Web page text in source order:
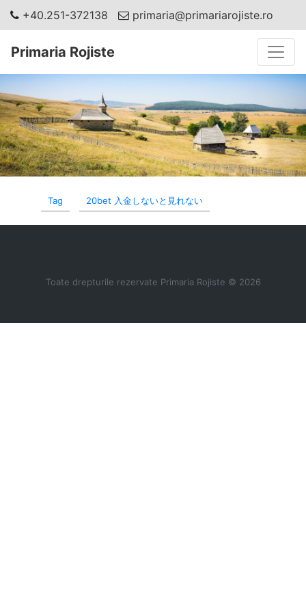
+40.251-372138 primaria@primariarojiste.ro
Primaria Rojiste
Tag 20bet 入金しないと見れない
Toate drepturile rezervate Primaria Rojiste © 2026